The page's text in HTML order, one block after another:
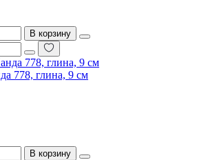
В корзину
778, глина, 9 см
В корзину